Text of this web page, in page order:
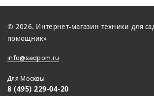
© 2026. Интернет-магазин техники для
помощник»
info@sadpom.ru
Для Москвы
8 (495) 229-04-20